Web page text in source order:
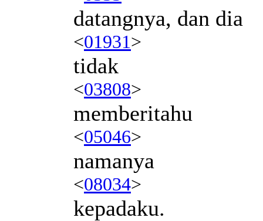
datangnya, dan dia
<01931>
tidak
<03808>
memberitahu
<05046>
namanya
<08034>
kepadaku.